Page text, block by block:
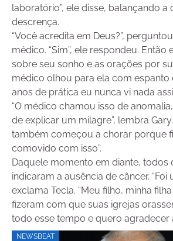
laboratório”, ele disse, balançando a
descrença.
“Você acredita em Deus?”,
médico. “Sim”, ele respondeu. Então
sobre seu sonho e as orações por
médico olhou para ela com espanto
anos de prática eu nunca vi nada
“O médico chamou isso de
de explicar um milagre”, lembra
também começou a chorar porque
comovido com isso”.
Daquele momento em diante, todos
indicaram a ausência de câncer. “Foi
exclama Tecla. “Meu filho, minha
fizeram com que suas igrejas
todo esse tempo e quero agradecer
NEWSBEAT